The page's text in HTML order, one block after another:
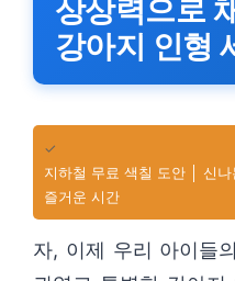
상상력으로
강아지 인형
✓
지하철 무료 색칠 도안 │ 신
즐거운 시간
자, 이제 우리 아이들